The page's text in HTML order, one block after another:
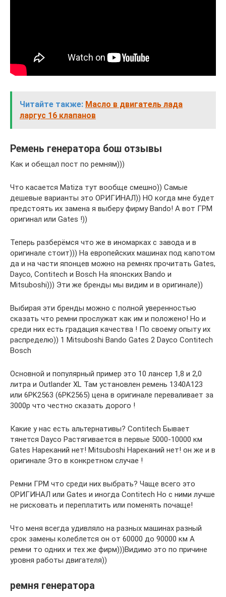
Читайте также: Масло в двигатель лада
ларгус 16 клапанов
Ремень генератора бош отзывы
Как и обещал пост по ремням)))
Что касается Matiza тут вообще смешно)) Самые
дешевые варианты это ОРИГИНАЛ)) НО когда мне будет
предстоять их замена я выберу фирму Bando! А вот ГРМ
оригинал или Gates !))
Теперь разберёмся что же в иномарках с завода и в
оригинале стоит))) На европейских машинах под капотом
да и на части японцев можно на ремнях прочитать Gates,
Dayco, Contitech и Bosch На японских Bando и
Mitsuboshi))) Эти же бренды мы видим и в оригинале))
Выбирая эти бренды можно с полной уверенностью
сказать что ремни прослужат как им и положено! Но и
среди них есть градация качества ! По своему опыту их
распределю)) 1 Mitsuboshi Bando Gates 2 Dayco Contitech
Bosch
Основной и популярный пример это 10 лансер 1,8 и 2,0
литра и Outlander XL Там установлен ремень 1340A123
или 6PK2563 (6PK2565) цена в оригинале переваливает за
3000р что честно сказать дорого !
Какие у нас есть альтернативы? Contitech Бывает
тянется Dayco Растягивается в первые 5000-10000 км
Gates Нареканий нет! Mitsuboshi Нареканий нет! он же и в
оригинале Это в конкретном случае !
Ремни ГРМ что среди них выбрать? Чаще всего это
ОРИГИНАЛ или Gates и иногда Contitech Но с ними лучше
не рисковать и переплатить или поменять почаще!
Что меня всегда удивляло на разных машинах разный
срок замены колеблется он от 60000 до 90000 км А
ремни то одних и тех же фирм)))Видимо это по причине
уровня работы двигателя))
ремня генератора